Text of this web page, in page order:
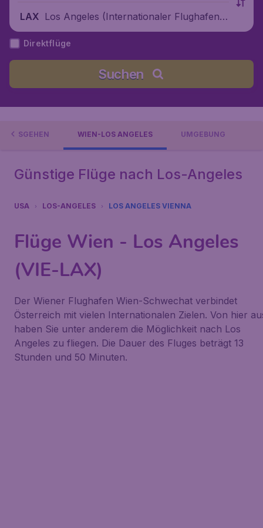
LAX Los Angeles (Internationaler Flughafen L
os Angeles), Vereinigte Staaten
Direktflüge
Suchen
AUSGEHEN WIEN-LOS ANGELES UMGEBUNG
Günstige Flüge nach Los-Angeles
USA LOS-ANGELES LOS ANGELES VIENNA
Flüge Wien - Los Angeles
(VIE-LAX)
Der Wiener Flughafen Wien-Schwechat verbindet
Österreich mit vielen Internationalen Zielen. Von hier
haben Sie unter anderem die Möglichkeit nach Los
Angeles zu fliegen. Die Dauer des Fluges beträgt 13
Stunden und 50 Minuten.